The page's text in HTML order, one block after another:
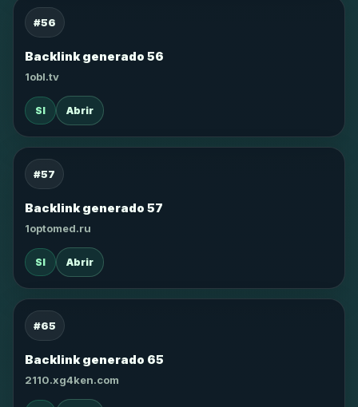
#56
Backlink generado 56
1obl.tv
SI Abrir
#57
Backlink generado 57
1optomed.ru
SI Abrir
#65
Backlink generado 65
2110.xg4ken.com